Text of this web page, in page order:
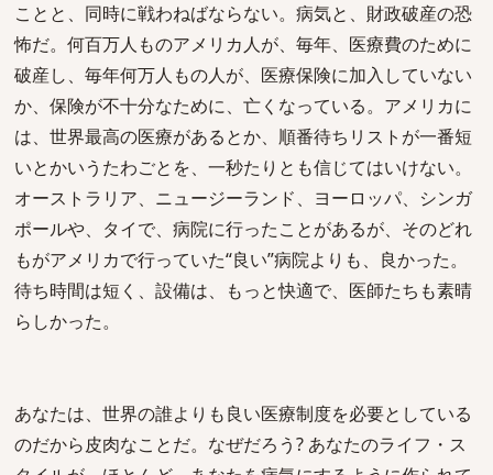
ことと、同時に戦わねばならない。病気と、財政破産の恐
怖だ。何百万人ものアメリカ人が、毎年、医療費のために
破産し、毎年何万人もの人が、医療保険に加入していない
か、保険が不十分なために、亡くなっている。アメリカに
は、世界最高の医療があるとか、順番待ちリストが一番短
いとかいうたわごとを、一秒たりとも信じてはいけない。
オーストラリア、ニュージーランド、ヨーロッパ、シンガ
ポールや、タイで、病院に行ったことがあるが、そのどれ
もがアメリカで行っていた“良い”病院よりも、良かった。
待ち時間は短く、設備は、もっと快適で、医師たちも素晴
らしかった。
あなたは、世界の誰よりも良い医療制度を必要としている
のだから皮肉なことだ。なぜだろう? あなたのライフ・ス